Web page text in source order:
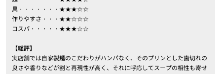
具・・・・・・・★★★☆☆
作りやすさ・・・★★☆☆☆
コスパ・・・・・★★★☆☆
【総評】
実店舗では自家製麺のこだわりがハンパなく、そのプリンとした歯切れの
良さや香りなどが割と再現性が高く、それに呼応してスープの相性も寄せ